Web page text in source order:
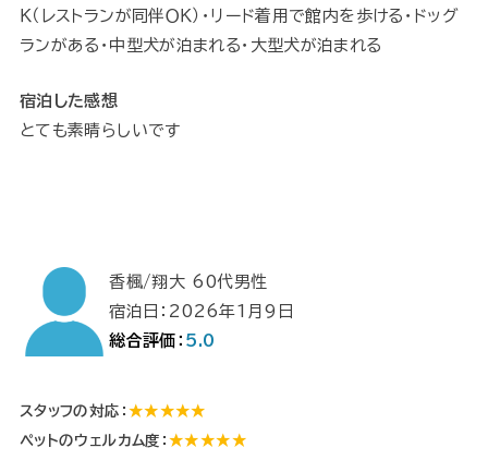
Ｋ（レストランが同伴ＯＫ）・リード着用で館内を歩ける・ドッグ
ランがある・中型犬が泊まれる・大型犬が泊まれる
宿泊した感想
とても素晴らしいです
香楓/翔大 60代男性
宿泊日：2026年1月9日
総合評価： 5.0
スタッフの対応： ★★★★★
ペットのウェルカム度：★★★★★